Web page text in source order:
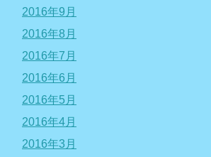
2016年9月
2016年8月
2016年7月
2016年6月
2016年5月
2016年4月
2016年3月